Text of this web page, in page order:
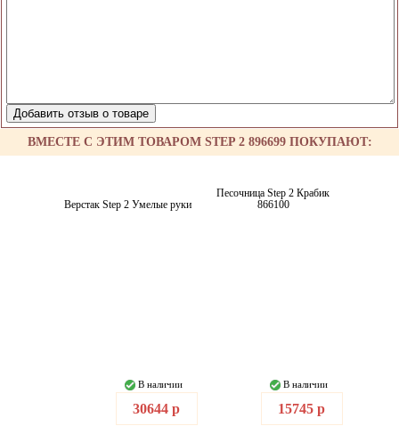
ВМЕСТЕ С ЭТИМ ТОВАРОМ STEP 2 896699 ПОКУПАЮТ:
Верстак Step 2 Умелые руки
В наличии
30644 р
Песочница Step 2 Крабик
866100
В наличии
15745 р